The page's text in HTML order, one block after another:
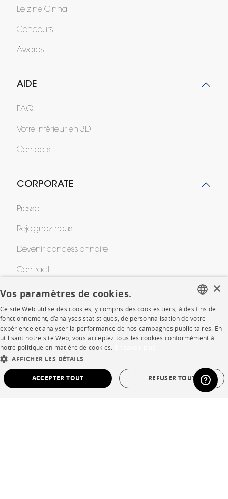
Le zine Cinna
Concours
Awards
AIDE
FAQ
Votre intérieur en 3D
Contacts
CORPORATE
Presse
Rejoignez-nous
Devenir concessionnaire
Contract
SHOP
Points de vente
Garanties et SAV
Ventes privées
FRENCH
ENGLISH
SPANISH
×
Vos paramètres de cookies.
Ce site Web utilise des cookies, y compris des cookies tiers, à des fins de
fonctionnement, d’analyses statistiques, de personnalisation de votre
expérience et analyser la performance de nos campagnes publicitaires. En
utilisant notre site Web, vous acceptez tous les cookies conformément à
notre politique en matière de cookies.
AFFICHER LES DÉTAILS
ACCEPTER TOUT REFUSER TOUT